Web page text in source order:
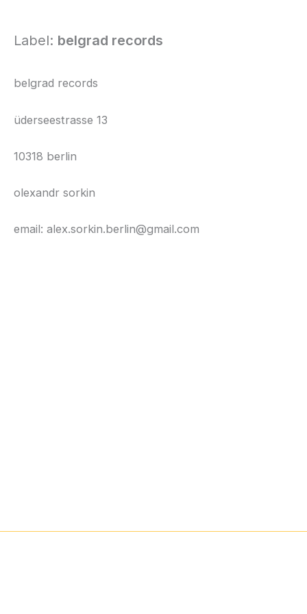
springen
Label: belgrad records
belgrad records
üderseestrasse 13
10318 berlin
olexandr sorkin
email: alex.sorkin.berlin@gmail.com